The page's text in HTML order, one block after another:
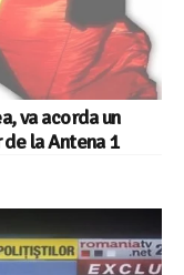
va acorda un
la Antena 1